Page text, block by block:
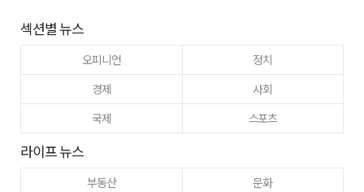
섹션별 뉴스
오피니언
정치
경제
사회
국제
스포츠
라이프 뉴스
부동산
문화